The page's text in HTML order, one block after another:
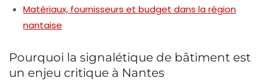
Matériaux, fournisseurs et budget dans la région
nantaise
Pourquoi la signalétique de bâtiment est
un enjeu critique à Nantes